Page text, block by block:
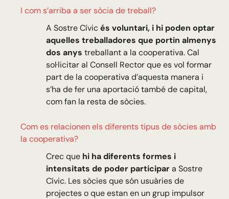
I com s’arriba a ser sòcia de treball?
A Sostre Cívicés voluntari, i hi poden optar
aquelles treballadores que portin almenys
dos anys treballant a la cooperativa. Cal
sol·licitar al Consell Rector que es vol formar
part de la cooperativa d’aquesta manera i
s’ha de fer una aportació també de capital,
com fan la resta de sòcies.
Com es relacionen els diferents tipus de sòcies amb
la cooperativa?
Crec que hi ha diferents formes i
intensitats de poder participara Sostre
Cívic. Les sòcies que són usuàries de
projectes o que estan en un grup impulsor